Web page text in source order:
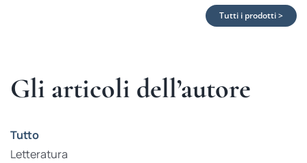
Tutti i prodotti >
Gli articoli dell’autore
Tutto
Letteratura